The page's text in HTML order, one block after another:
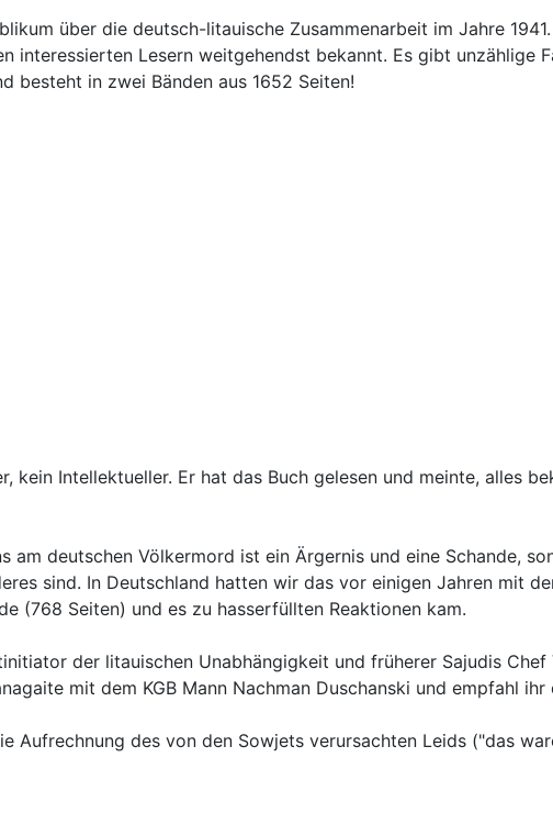
über die deutsch-litauische Zusammenarbeit im Jahre
interessierten Lesern weitgehendst bekannt. Es gibt unzählige
besteht in zwei Bänden aus 1652 Seiten!
kein Intellektueller. Er hat das Buch gelesen und meinte, alles
deutschen Völkermord ist ein Ärgernis und eine Schande,
sind. In Deutschland hatten wir das vor einigen Jahren mit
(768 Seiten) und es zu hasserfüllten Reaktionen kam.
der litauischen Unabhängigkeit und früherer Sajudis
mit dem KGB Mann Nachman Duschanski und empfahl ihr
Aufrechnung des von den Sowjets verursachten Leids ("das